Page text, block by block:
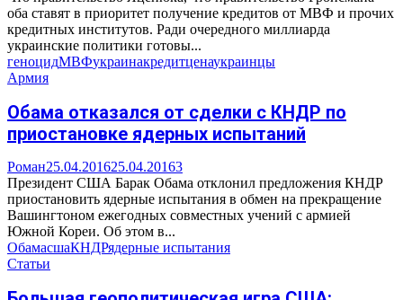
оба ставят в приоритет получение кредитов от МВФ и прочих
кредитных институтов. Ради очередного миллиарда
украинские политики готовы...
геноцидМВФукраинакредитценаукраинцы
Армия
Обама отказался от сделки с КНДР по
приостановке ядерных испытаний
Роман25.04.201625.04.20163
Президент США Барак Обама отклонил предложения КНДР
приостановить ядерные испытания в обмен на прекращение
Вашингтоном ежегодных совместных учений с армией
Южной Кореи. Об этом в...
ОбамасшаКНДРядерные испытания
Статьи